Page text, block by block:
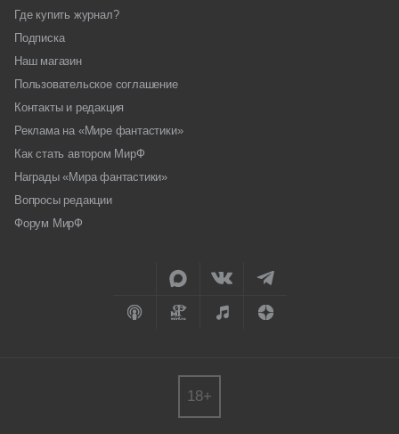
Где купить журнал?
Подписка
Наш магазин
Пользовательское соглашение
Контакты и редакция
Реклама на «Мире фантастики»
Как стать автором МирФ
Награды «Мира фантастики»
Вопросы редакции
Форум МирФ
18+